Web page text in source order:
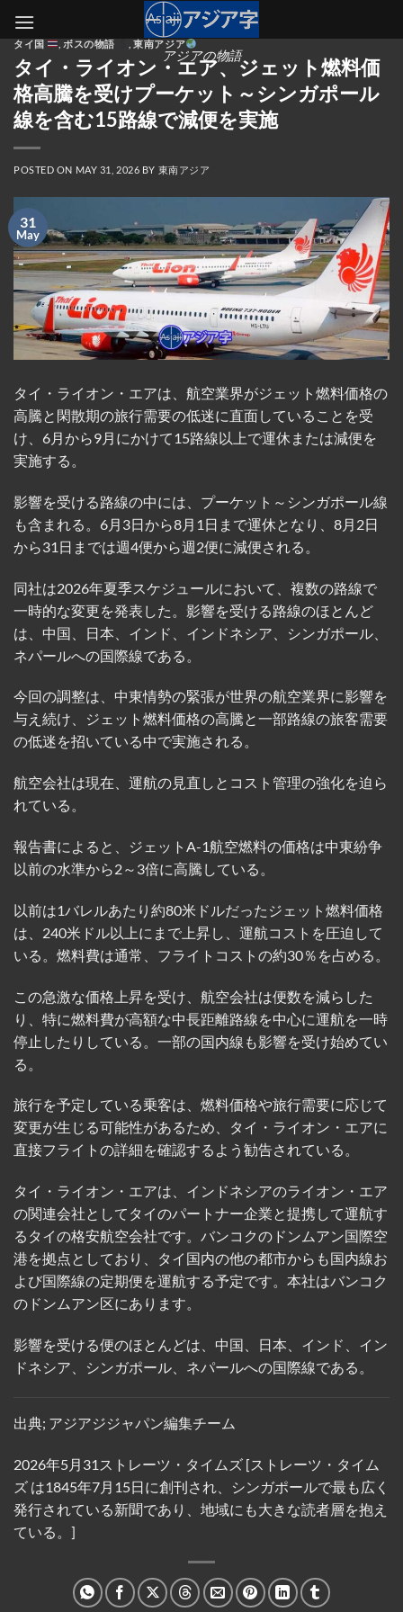
content
アジアの物語
タイ国 ボスの物語 ,東南アジア
タイ・ライオン・エア、ジェット燃料価
格高騰を受けプーケット～シンガポール
線を含む15路線で減便を実施
POSTED ON MAY 31, 2026 BY 東南アジア
31
May
タイ・ライオン・エアは、航空業界がジェット燃料価格の
高騰と閑散期の旅行需要の低迷に直面していることを受
け、6月から9月にかけて15路線以上で運休または減便を
実施する。
影響を受ける路線の中には、プーケット～シンガポール線
も含まれる。6月3日から8月1日まで運休となり、8月2日
から31日までは週4便から週2便に減便される。
同社は2026年夏季スケジュールにおいて、複数の路線で
一時的な変更を発表した。影響を受ける路線のほとんど
は、中国、日本、インド、インドネシア、シンガポール、
ネパールへの国際線である。
今回の調整は、中東情勢の緊張が世界の航空業界に影響を
与え続け、ジェット燃料価格の高騰と一部路線の旅客需要
の低迷を招いている中で実施される。
航空会社は現在、運航の見直しとコスト管理の強化を迫ら
れている。
報告書によると、ジェットA-1航空燃料の価格は中東紛争
以前の水準から2～3倍に高騰している。
以前は1バレルあたり約80米ドルだったジェット燃料価格
は、240米ドル以上にまで上昇し、運航コストを圧迫して
いる。燃料費は通常、フライトコストの約30％を占める。
この急激な価格上昇を受け、航空会社は便数を減らした
り、特に燃料費が高額な中長距離路線を中心に運航を一時
停止したりしている。一部の国内線も影響を受け始めてい
る。
旅行を予定している乗客は、燃料価格や旅行需要に応じて
変更が生じる可能性があるため、タイ・ライオン・エアに
直接フライトの詳細を確認するよう勧告されている。
タイ・ライオン・エアは、インドネシアのライオン・エア
の関連会社としてタイのパートナー企業と提携して運航す
るタイの格安航空会社です。バンコクのドンムアン国際空
港を拠点としており、タイ国内の他の都市からも国内線お
よび国際線の定期便を運航する予定です。本社はバンコク
のドンムアン区にあります。
影響を受ける便のほとんどは、中国、日本、インド、イン
ドネシア、シンガポール、ネパールへの国際線である。
出典; アジアジジャパン編集チーム
2026年5月31ストレーツ・タイムズ [ストレーツ・タイム
ズ は1845年7月15日に創刊され、シンガポールで最も広く
発行されている新聞であり、地域にも大きな読者層を抱え
ている。]